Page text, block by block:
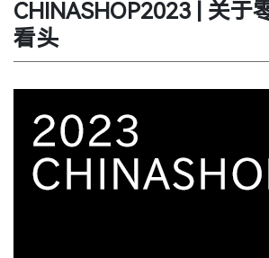
CHINASHOP2023 | 关于
看头